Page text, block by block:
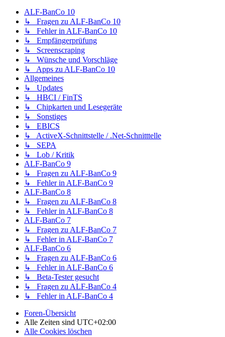
ALF-BanCo 10
↳ Fragen zu ALF-BanCo 10
↳ Fehler in ALF-BanCo 10
↳ Empfängerprüfung
↳ Screenscraping
↳ Wünsche und Vorschläge
↳ Apps zu ALF-BanCo 10
Allgemeines
↳ Updates
↳ HBCI / FinTS
↳ Chipkarten und Lesegeräte
↳ Sonstiges
↳ EBICS
↳ ActiveX-Schnittstelle / .Net-Schnitttelle
↳ SEPA
↳ Lob / Kritik
ALF-BanCo 9
↳ Fragen zu ALF-BanCo 9
↳ Fehler in ALF-BanCo 9
ALF-BanCo 8
↳ Fragen zu ALF-BanCo 8
↳ Fehler in ALF-BanCo 8
ALF-BanCo 7
↳ Fragen zu ALF-BanCo 7
↳ Fehler in ALF-BanCo 7
ALF-BanCo 6
↳ Fragen zu ALF-BanCo 6
↳ Fehler in ALF-BanCo 6
↳ Beta-Tester gesucht
↳ Fragen zu ALF-BanCo 4
↳ Fehler in ALF-BanCo 4
Foren-Übersicht
Alle Zeiten sind UTC+02:00
Alle Cookies löschen